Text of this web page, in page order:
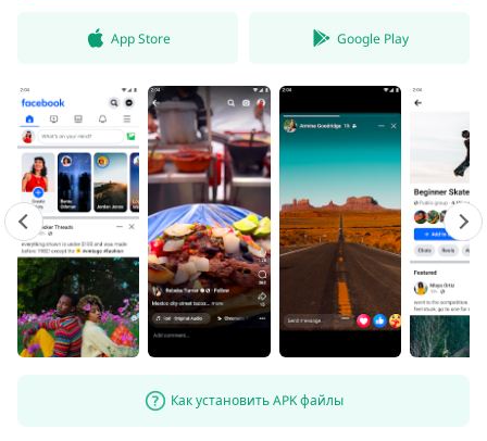
App Store Google Play
Как установить APK файлы